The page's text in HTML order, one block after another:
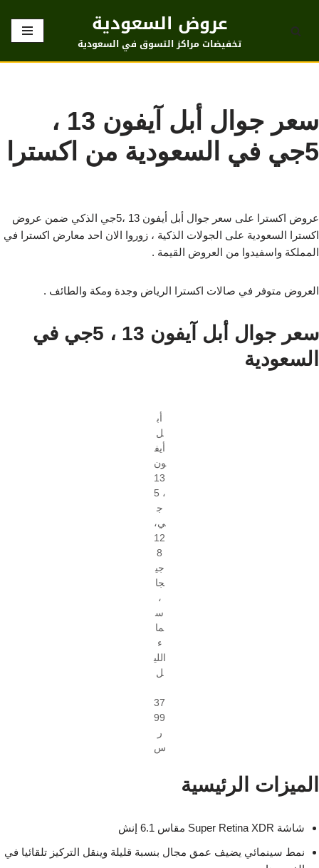
تخطى
عروض السعودية
تخفيضات مراكز التسوق في السعودية
سعر جوال أبل آيفون 13 ،
5جي في السعودية من اكسترا
عروض اكسترا على سعر جوال أبل أيفون 13 ،5جي الذكي ضمن عروض
اكسترا السعودية على الجولات الذكية ، زوروا الان احد معارض اكسترا في
المملكة واسفيدوا من العروض القيمة .
العروض متوفر في صالات اكسترا الرياض وجدة ومكة والطائف .
سعر جوال أبل آيفون 13 ، 5جي في
السعودية
أب
ل
أيف
ون
13
، 5
ج
ي،
12
8
جي
جا
،
س
ما
ء
اللي
ل
37
99
ر
س
الميزات الرئيسية
شاشة Super Retina XDR مقاس 6.1 إنش
نمط سينمائي يضيف عمق مجال بنسبة قليلة وينقل التركيز تلقائيا في